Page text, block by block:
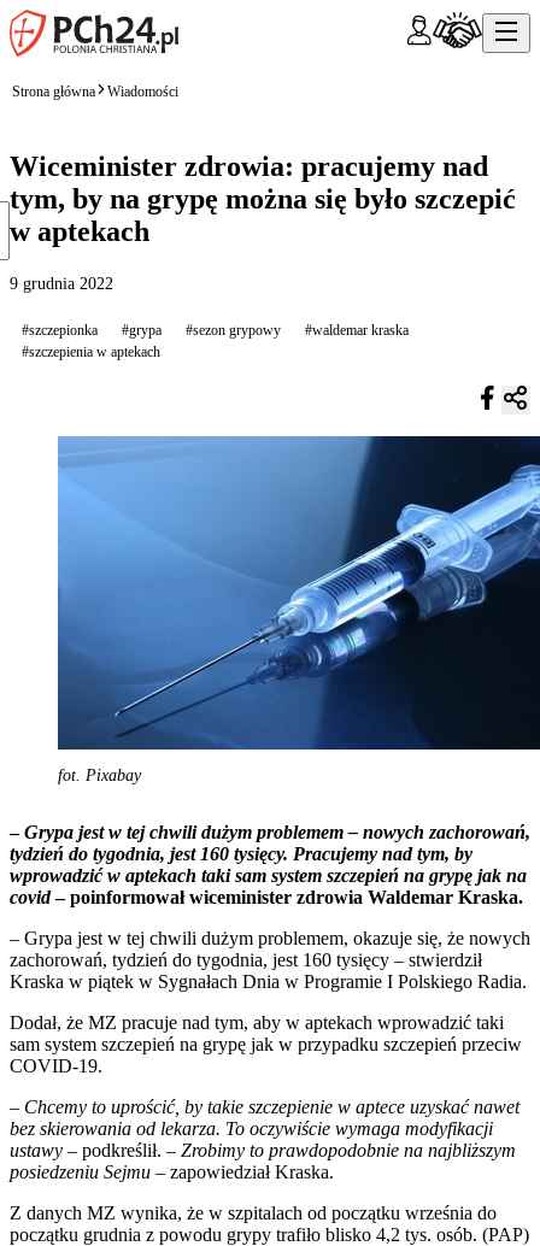
Strona główna Wiadomości
Wiceminister zdrowia: pracujemy nad
tym, by na grypę można się było szczepić
w aptekach
9 grudnia 2022
#szczepionka #grypa #sezon grypowy
#waldemar kraska
#szczepienia w aptekach
fot. Pixabay
–Grypa jest w tej chwili dużym problemem – nowych zachorowań,
tydzień do tygodnia, jest 160 tysięcy. Pracujemy nad tym, by
wprowadzić w aptekach taki sam system szczepień na grypę jak na
covid– poinformował wiceminister zdrowia Waldemar Kraska.
– Grypa jest w tej chwili dużym problemem, okazuje się, że nowych
zachorowań, tydzień do tygodnia, jest 160 tysięcy – stwierdził
Kraska w piątek w Sygnałach Dnia w Programie I Polskiego Radia.
Dodał, że MZ pracuje nad tym, aby w aptekach wprowadzić taki
sam system szczepień na grypę jak w przypadku szczepień przeciw
COVID-19.
– Chcemy to uprościć, by takie szczepienie w aptece uzyskać nawet
bez skierowania od lekarza. To oczywiście wymaga modyfikacji
ustawy – podkreślił. – Zrobimy to prawdopodobnie na najbliższym
posiedzeniu Sejmu – zapowiedział Kraska.
Z danych MZ wynika, że w szpitalach od początku września do
początku grudnia z powodu grypy trafiło blisko 4,2 tys. osób. (PAP)